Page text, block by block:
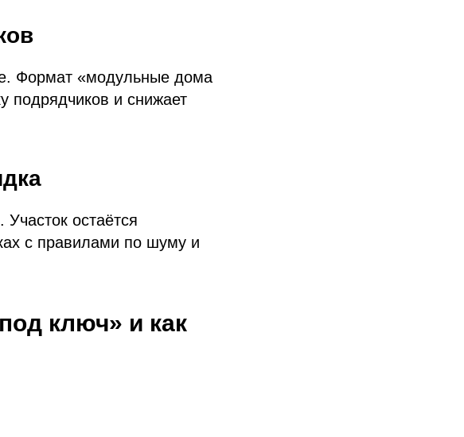
Формат «модульные дома
подрядчиков и снижает
остаётся
с правилами по шуму и
ключ» и как